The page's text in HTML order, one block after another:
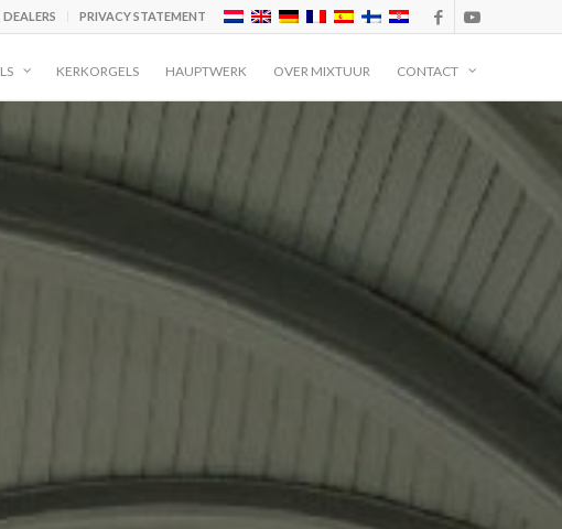
DEALERS PRIVACY STATEMENT
KERKORGELS HAUPTWERK OVER MIXTUUR CONTACT